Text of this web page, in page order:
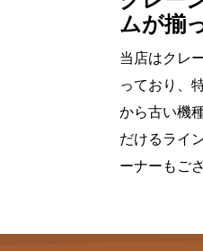
ムが揃
当店はクレ
っており、
から古い機
だけるライ
ーナーもご